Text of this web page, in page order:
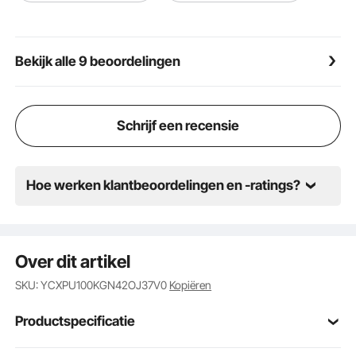
optillen van plaatwerk in de elektrische, machine-,
Bekijk alle 9 beoordelingen
Schrijf een recensie
Hoe werken klantbeoordelingen en -ratings?
Over dit artikel
SKU: YCXPU100KGN42OJ37V0 Kopiëren
Productspecificatie